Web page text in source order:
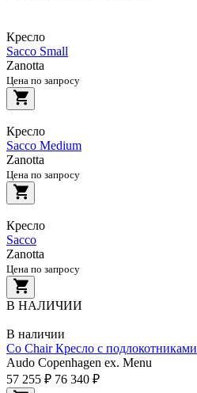
Кресло
Sacco Small
Zanotta
Цена по запросу
Кресло
Sacco Medium
Zanotta
Цена по запросу
Кресло
Sacco
Zanotta
Цена по запросу
В НАЛИЧИИ
В наличии
Co Chair Кресло с подлокотниками
Audo Copenhagen ex. Menu
57 255 ₽ 76 340 ₽